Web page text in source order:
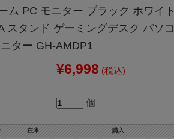
ム PC モニター ブラック ホワイト
スタンド ゲーミングデスク パソコ
ター GH-AMDP1
¥6,998 (税込)
個
在庫 購入